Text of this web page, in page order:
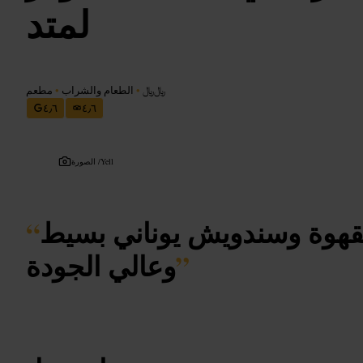
لمتد
﷼﷼ • الطعام والشراب • مطعم
٤٫٦
٤٫٦
الصورة /Yell
“وسندويش يوناني بسيط
وعالي الجودة”